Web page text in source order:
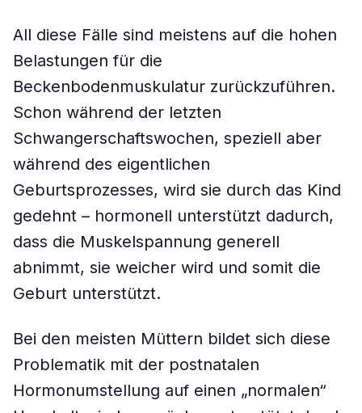
All diese Fälle sind meistens auf die hohen
Belastungen für die
Beckenbodenmuskulatur zurückzuführen.
Schon während der letzten
Schwangerschaftswochen, speziell aber
während des eigentlichen
Geburtsprozesses, wird sie durch das Kind
gedehnt – hormonell unterstützt dadurch,
dass die Muskelspannung generell
abnimmt, sie weicher wird und somit die
Geburt unterstützt.
Bei den meisten Müttern bildet sich diese
Problematik mit der postnatalen
Hormonumstellung auf einen „normalen“